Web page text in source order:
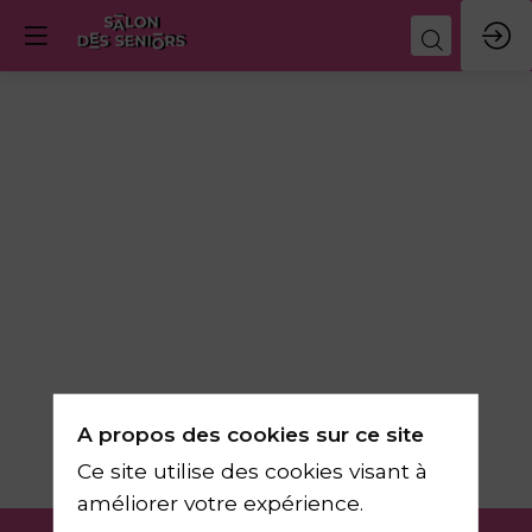
Ma vie active
A propos des cookies sur ce site
Ce site utilise des cookies visant à
améliorer votre expérience.